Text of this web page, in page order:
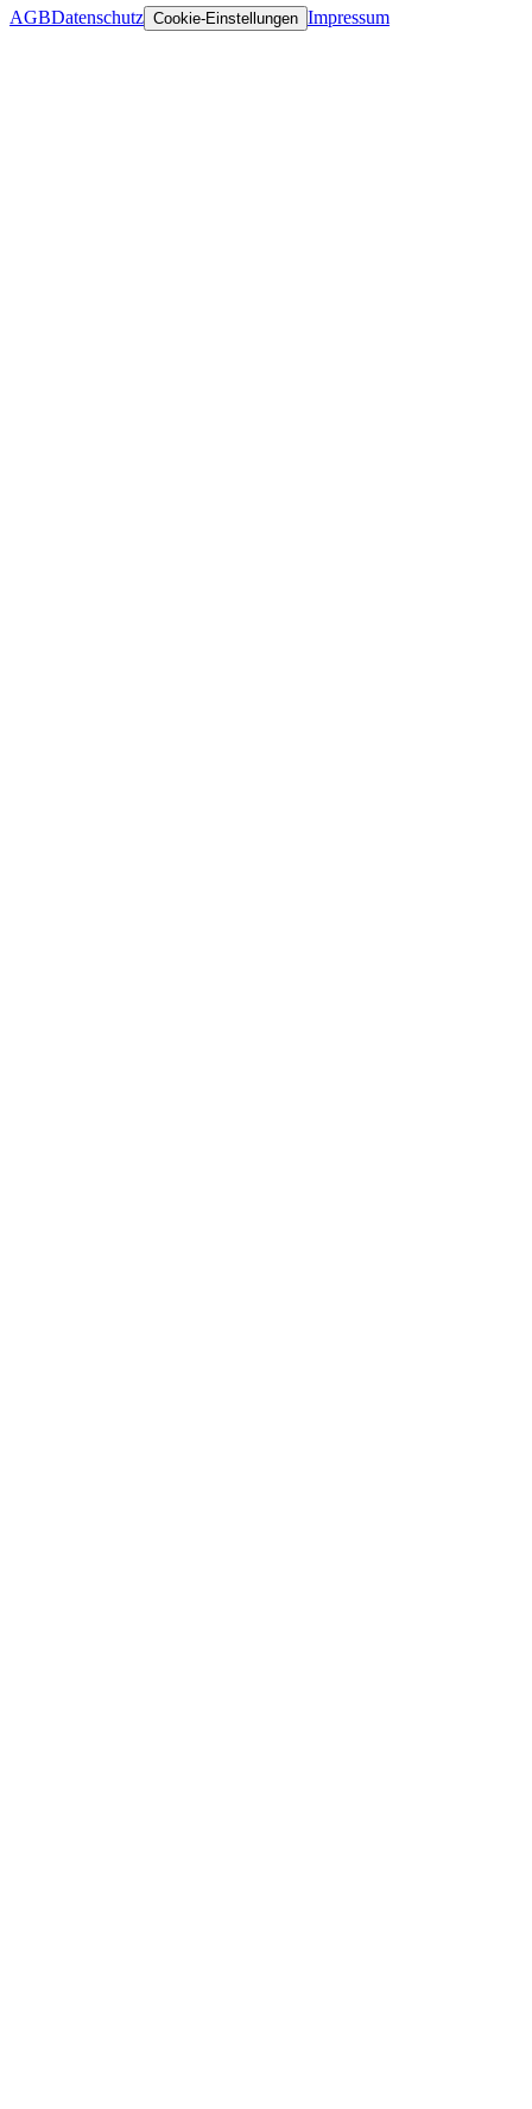
AGBDatenschutz Cookie-Einstellungen Impressum